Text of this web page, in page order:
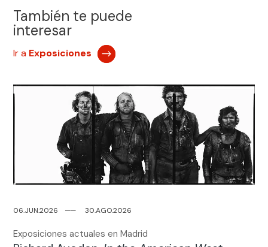
También te puede
interesar
Ir a Exposiciones
06.JUN.2026── 30.AGO.2026
Exposiciones actuales en Madrid